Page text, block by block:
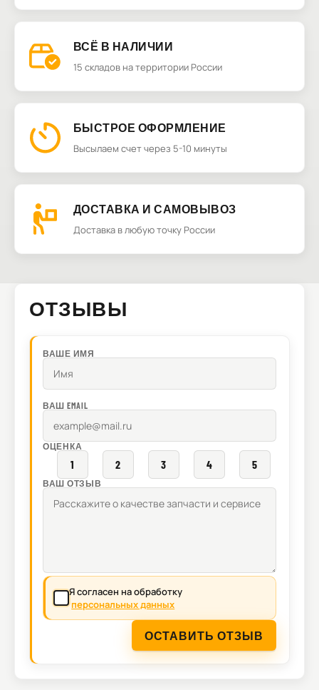
ВСЁ В НАЛИЧИИ
15 складов на территории России
БЫСТРОЕ ОФОРМЛЕНИЕ
Высылаем счет через 5-10 минуты
ДОСТАВКА И САМОВЫВОЗ
Доставка в любую точку России
ОТЗЫВЫ
ВАШЕ ИМЯ
ВАШ EMAIL
ОЦЕНКА
1 2 3 4 5
ВАШ ОТЗЫВ
Я согласен на обработку
персональных данных
ОСТАВИТЬ ОТЗЫВ